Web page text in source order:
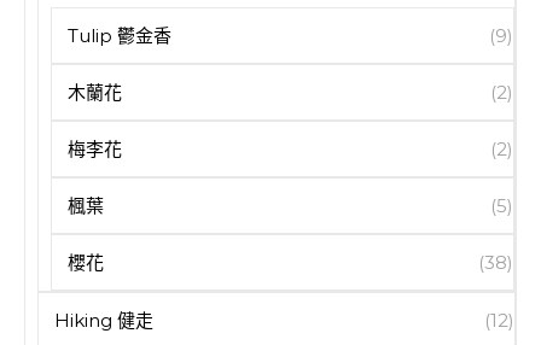
Tulip 鬱金香 (9)
木蘭花 (2)
梅李花 (2)
楓葉 (5)
櫻花 (38)
Hiking 健走 (12)